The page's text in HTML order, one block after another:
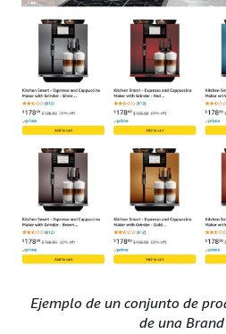
Ejemplo de un conjunto de
de una